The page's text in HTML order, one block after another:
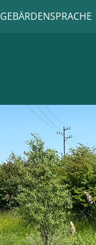
GEBÄRDENSPRACHE